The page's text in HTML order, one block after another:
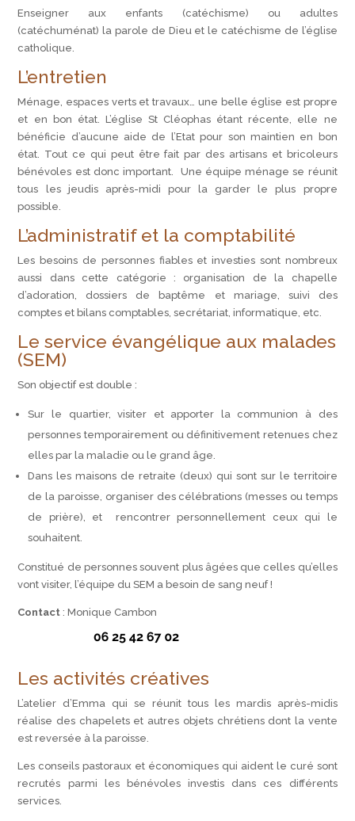
Enseigner aux enfants (catéchisme) ou adultes
(catéchuménat) la parole de Dieu et le catéchisme de l’église
catholique.
L’entretien
Ménage, espaces verts et travaux… une belle église est propre
et en bon état. L’église St Cléophas étant récente, elle ne
bénéficie d’aucune aide de l’Etat pour son maintien en bon
état. Tout ce qui peut être fait par des artisans et bricoleurs
bénévoles est donc important. Une équipe ménage se réunit
tous les jeudis après-midi pour la garder le plus propre
possible.
L’administratif et la comptabilité
Les besoins de personnes fiables et investies sont nombreux
aussi dans cette catégorie : organisation de la chapelle
d’adoration, dossiers de baptême et mariage, suivi des
comptes et bilans comptables, secrétariat, informatique, etc.
Le service évangélique aux malades
(SEM)
Son objectif est double :
Sur le quartier, visiter et apporter la communion à des
personnes temporairement ou définitivement retenues chez
elles par la maladie ou le grand âge.
Dans les maisons de retraite (deux) qui sont sur le territoire
de la paroisse, organiser des célébrations (messes ou temps
de prière), et rencontrer personnellement ceux qui le
souhaitent.
Constitué de personnes souvent plus âgées que celles qu’elles
vont visiter, l’équipe du SEM a besoin de sang neuf !
Contact : Monique Cambon
Les activités créatives
L’atelier d’Emma qui se réunit tous les mardis après-midis
réalise des chapelets et autres objets chrétiens dont la vente
est reversée à la paroisse.
Les conseils pastoraux et économiques qui aident le curé sont
recrutés parmi les bénévoles investis dans ces différents
services.